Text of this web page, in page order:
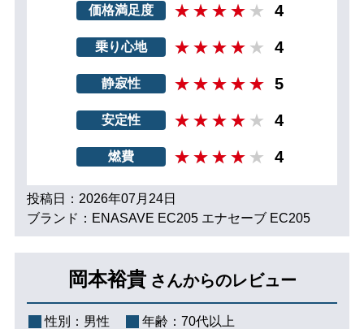
価格満足度 4
乗り心地 4
静寂性 5
安定性 4
燃費 4
投稿日：2026年07月24日
ブランド：ENASAVE EC205 エナセーブ EC205
岡本裕貴 さんからのレビュー
性別： 男性 年齢： 70代以上